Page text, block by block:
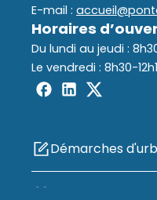
E-mail :
Horaires
Du lundi au jeudi :
Le vendredi : 8h30-
Démarches